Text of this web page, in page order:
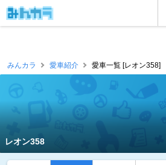
みんカラ 愛車紹介 愛車一覧 [レオン358]
レオン358